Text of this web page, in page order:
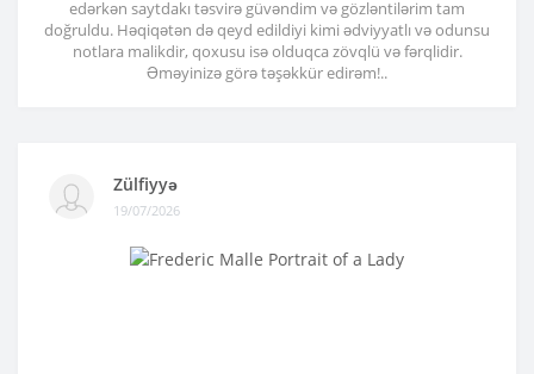
edərkən saytdakı təsvirə güvəndim və gözləntilərim tam
doğruldu. Həqiqətən də qeyd edildiyi kimi ədviyyatlı və odunsu
notlara malikdir, qoxusu isə olduqca zövqlü və fərqlidir.
Əməyinizə görə təşəkkür edirəm!..
Zülfiyyə
19/07/2026